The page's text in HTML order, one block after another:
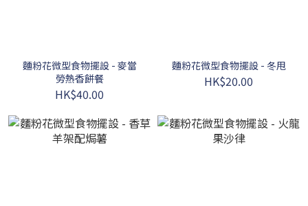
麵粉花微型食物擺設 - 麥當
勞熱香餅餐
HK$40.00
麵粉花微型食物擺設 - 冬甩
HK$20.00